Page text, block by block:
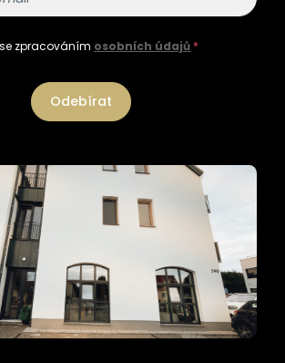
zpracováním osobních údajů *
Odebírat